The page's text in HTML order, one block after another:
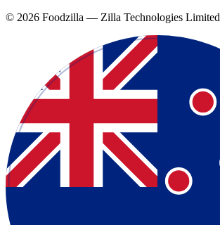
© 2026 Foodzilla — Zilla Technologies Limited